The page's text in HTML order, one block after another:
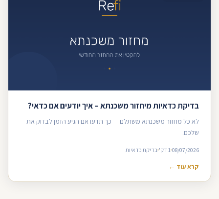
בדיקת כדאיות מיחזור משכנתא – איך יודעים אם כדאי?
לא כל מחזור משכנתא משתלם — כך תדעו אם הגיע הזמן לבדוק את
שלכם.
08/07/2026 1 דק' בדיקת כדאיות
קרא עוד ←